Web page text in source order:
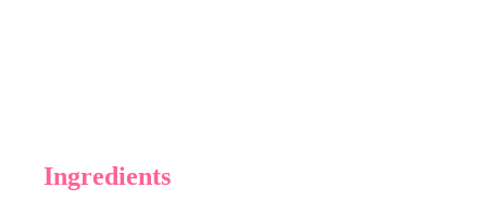
Ingredients